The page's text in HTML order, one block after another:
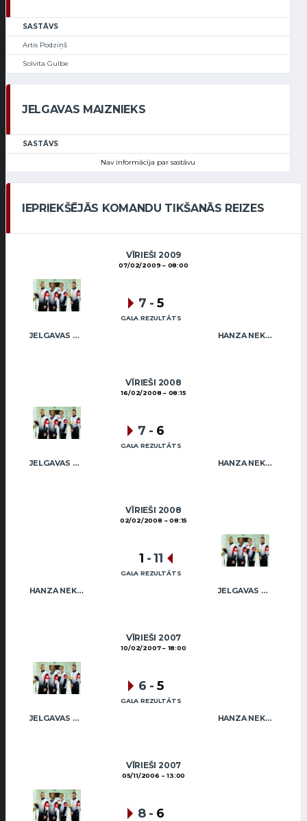
SASTĀVS
Artis Podziņš
Solvita Gulbe
JELGAVAS MAIZNIEKS
SASTĀVS
Nav informācija par sastāvu
IEPRIEKŠĒJĀS KOMANDU TIKŠANĀS REIZES
VĪRIEŠI 2009
07/02/2009 08:00
JELGAVAS MAIZNIEKS HANZA NEKUSTAMIE ĪPAŠUMI MIX
7 - 5
GALA REZULTĀTS
VĪRIEŠI 2008
16/02/2008 08:15
JELGAVAS MAIZNIEKS HANZA NEKUSTAMIE ĪPAŠUMI MIX
7 - 6
GALA REZULTĀTS
VĪRIEŠI 2008
02/02/2008 08:15
HANZA NEKUSTAMIE ĪPAŠUMI MIX JELGAVAS MAIZNIEKS
1 - 11
GALA REZULTĀTS
VĪRIEŠI 2007
10/02/2007 18:00
JELGAVAS MAIZNIEKS HANZA NEKUSTAMIE ĪPAŠUMI MIX
6 - 5
GALA REZULTĀTS
VĪRIEŠI 2007
05/11/2006 13:00
8 - 6